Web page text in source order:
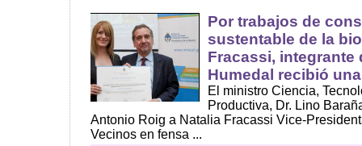
Por trabajos de
sustentable de la
Fracassi, integrante
Humedal recibió
El ministro Ciencia,
Productiva, Dr. Lino
Antonio Roig a Natalia Fracassi Vice-
Vecinos en fensa ...